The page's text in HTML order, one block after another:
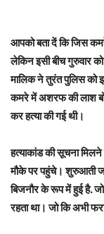
आपको बता दें कि जिस
लेकिन इसी बीच गुरुवार
मालिक ने तुरंत पुलिस को
कमरे में अशरफ की लाश
कर हत्या की गई थी।
हत्याकांड की सूचना मिलने
मौके पर पहुंचे। शुरुआती
बिजनौर के रूप में हुई है.
रहता था। जो कि अभी